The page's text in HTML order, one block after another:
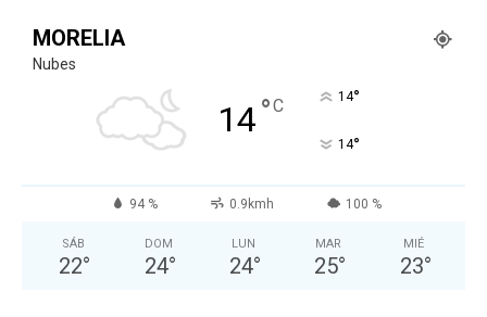
MORELIA
Nubes
14°C 14°
14°
94 % 0.9kmh 100 %
SÁB
22°
DOM
24°
LUN
24°
MAR
25°
MIÉ
23°